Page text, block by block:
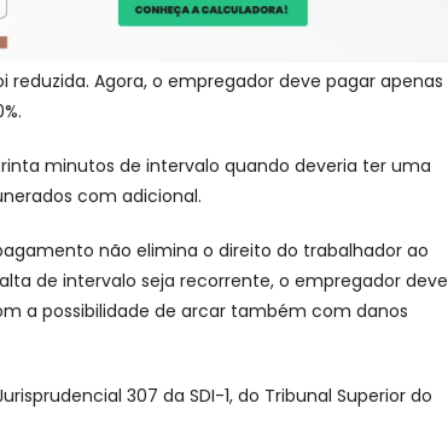
Agora, o empregador deve pagar apenas
minutos de intervalo quando deveria ter uma
com adicional.
não elimina o direito do trabalhador ao
de intervalo seja recorrente, o empregador deve
a possibilidade de arcar também com danos
307 da SDI-1, do Tribunal Superior do